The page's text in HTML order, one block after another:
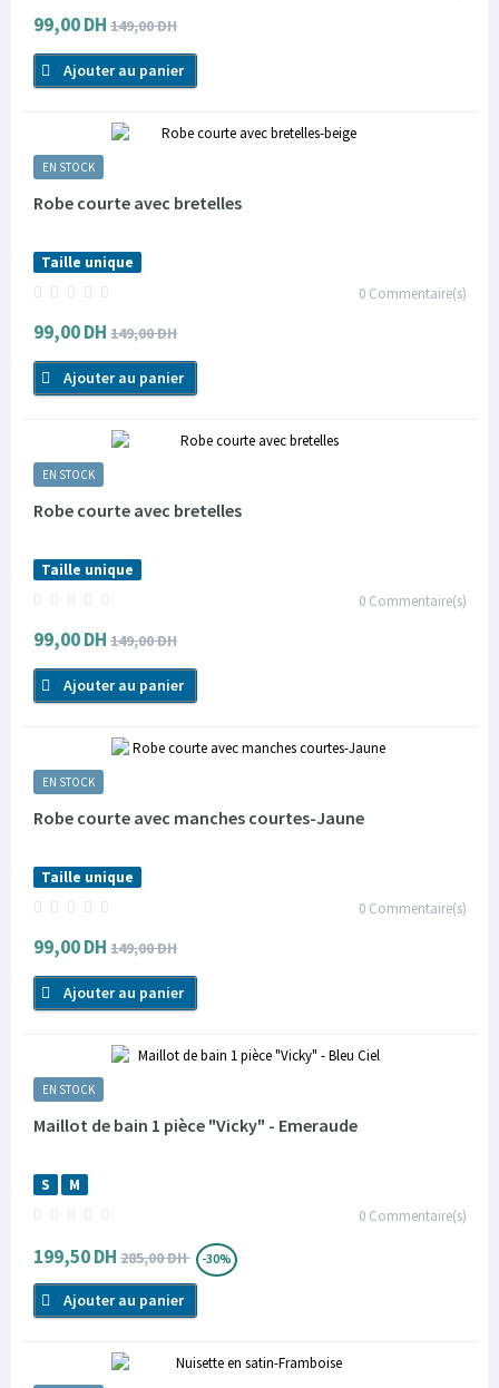
99,00 DH 149,00 DH
Ajouter au panier
EN STOCK
Robe courte avec bretelles
Taille unique
0 Commentaire(s)
99,00 DH 149,00 DH
Ajouter au panier
EN STOCK
Robe courte avec bretelles
Taille unique
0 Commentaire(s)
99,00 DH 149,00 DH
Ajouter au panier
EN STOCK
Robe courte avec manches courtes-Jaune
Taille unique
0 Commentaire(s)
99,00 DH 149,00 DH
Ajouter au panier
EN STOCK
Maillot de bain 1 pièce "Vicky" - Emeraude
S
M
0 Commentaire(s)
199,50 DH 285,00 DH -30%
Ajouter au panier